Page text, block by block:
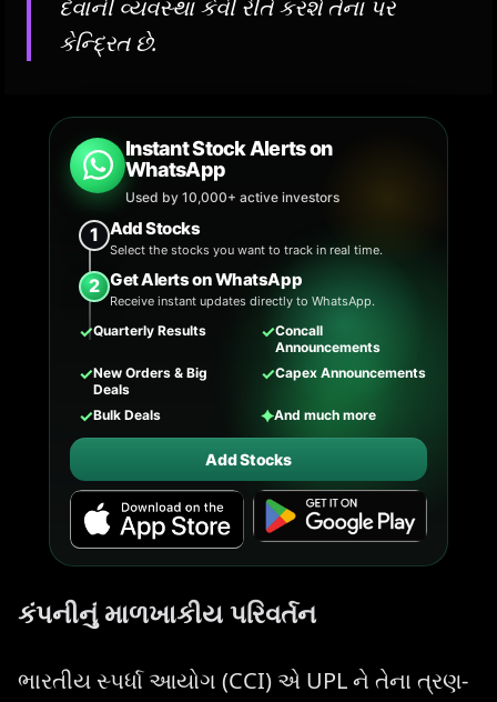
દેવાની વ્યવસ્થા કેવી રીતે કરશે તેના પર
કેન્દ્રિત છે.
Instant Stock Alerts on
WhatsApp
Used by 10,000+ active investors
1 Add Stocks
Select the stocks you want to track in real time.
2 Get Alerts on WhatsApp
Receive instant updates directly to WhatsApp.
✓Quarterly Results ✓Concall
Announcements
✓New Orders & Big
Deals
✓Capex Announcements
✓Bulk Deals ✦And much more
Add Stocks
કંપનીનું માળખાકીય પરિવર્તન
ભારતીય સ્પર્ધા આયોગ (CCI) એ UPL ને તેના ત્રણ-